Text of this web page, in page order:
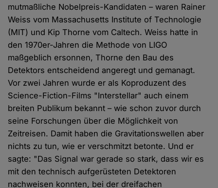
mutmaßliche Nobelpreis-Kandidaten – waren Rainer
Weiss vom Massachusetts Institute of Technologie
(MIT) und Kip Thorne vom Caltech. Weiss hatte in
den 1970er-Jahren die Methode von LIGO
maßgeblich ersonnen, Thorne den Bau des
Detektors entscheidend angeregt und gemanagt.
Vor zwei Jahren wurde er als Koproduzent des
Science-Fiction-Films "Interstellar" auch einem
breiten Publikum bekannt – wie schon zuvor durch
seine Forschungen über die Möglichkeit von
Zeitreisen. Damit haben die Gravitationswellen aber
nichts zu tun, wie er verschmitzt betonte. Und er
sagte: "Das Signal war gerade so stark, dass wir es
mit den technisch aufgerüsteten Detektoren
nachweisen konnten, bei der dreifachen